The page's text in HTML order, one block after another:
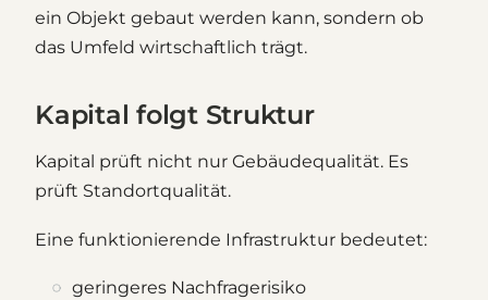
ein Objekt gebaut werden kann, sondern ob
das Umfeld wirtschaftlich trägt.
Kapital folgt Struktur
Kapital prüft nicht nur Gebäudequalität. Es
prüft Standortqualität.
Eine funktionierende Infrastruktur bedeutet:
geringeres Nachfragerisiko